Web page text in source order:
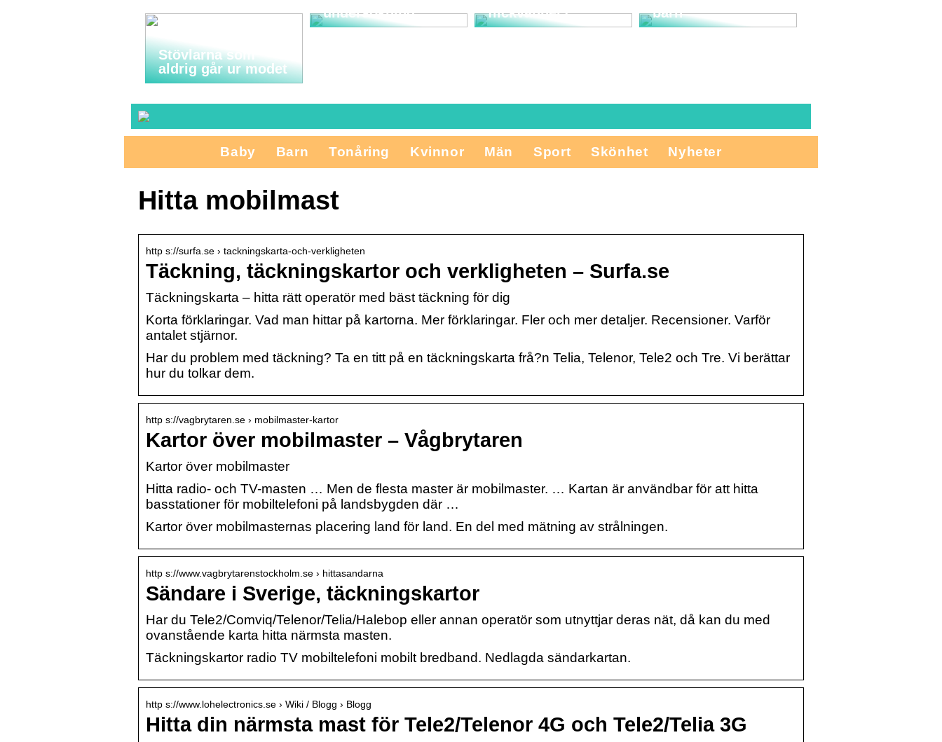
Stövlarna som
aldrig går ur modet
undersökning
flickvänner?
barn
Baby Barn Tonåring Kvinnor Män Sport Skönhet Nyheter
Hitta mobilmast
http s://surfa.se › tackningskarta-och-verkligheten
Täckning, täckningskartor och verkligheten – Surfa.se
Täckningskarta – hitta rätt operatör med bäst täckning för dig
Korta förklaringar. Vad man hittar på kartorna. Mer förklaringar. Fler och mer detaljer. Recensioner. Varför
antalet stjärnor.
Har du problem med täckning? Ta en titt på en täckningskarta frå?n Telia, Telenor, Tele2 och Tre. Vi berättar
hur du tolkar dem.
http s://vagbrytaren.se › mobilmaster-kartor
Kartor över mobilmaster – Vågbrytaren
Kartor över mobilmaster
Hitta radio- och TV-masten … Men de flesta master är mobilmaster. … Kartan är användbar för att hitta
basstationer för mobiltelefoni på landsbygden där …
Kartor över mobilmasternas placering land för land. En del med mätning av strålningen.
http s://www.vagbrytarenstockholm.se › hittasandarna
Sändare i Sverige, täckningskartor
Har du Tele2/Comviq/Telenor/Telia/Halebop eller annan operatör som utnyttjar deras nät, då kan du med
ovanstående karta hitta närmsta masten.
Täckningskartor radio TV mobiltelefoni mobilt bredband. Nedlagda sändarkartan.
http s://www.lohelectronics.se › Wiki / Blogg › Blogg
Hitta din närmsta mast för Tele2/Telenor 4G och Tele2/Telia 3G